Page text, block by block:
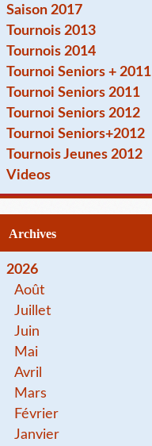
Saison 2017
Tournois 2013
Tournois 2014
Tournoi Seniors + 2011
Tournoi Seniors 2011
Tournoi Seniors 2012
Tournoi Seniors+2012
Tournois Jeunes 2012
Videos
Archives
2026
Août
Juillet
Juin
Mai
Avril
Mars
Février
Janvier